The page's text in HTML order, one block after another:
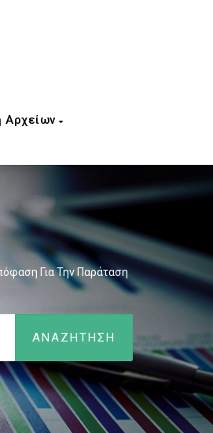
Αρχείων
Για Την Παράταση